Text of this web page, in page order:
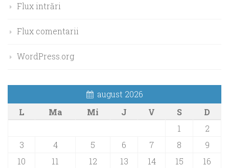
Flux intrări
Flux comentarii
WordPress.org
august 2026
L
Ma Mi J V S
D
1
2
3
4 5 6 7 8
9
10
11 12 13 14 15
16